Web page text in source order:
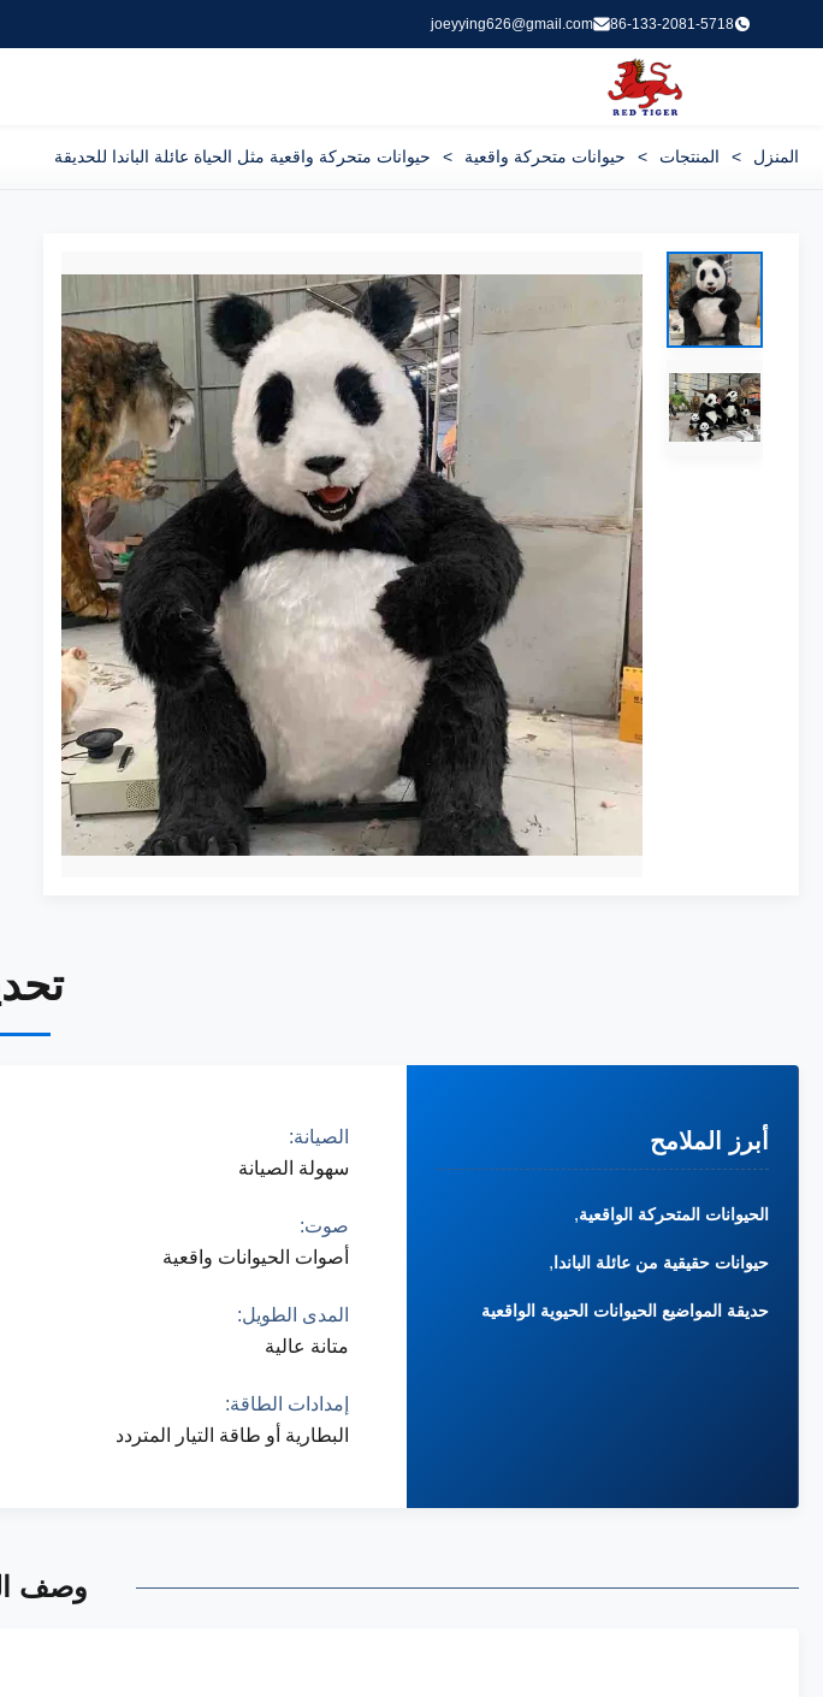
86-133-2081-5718
joeyying626@gmail.com
المنزل > المنتجات > حيوانات متحركة واقعية > حيوانات متحركة واقعية مثل الحياة عائلة الباندا للحديقة
أبرز الملامح
الحيوانات المتحركة الواقعية,
حيوانات حقيقية من عائلة الباندا ,
حديقة المواضيع الحيوانات الحيوية الواقعية
الصيانة:
سهولة الصيانة
صوت:
أصوات الحيوانات واقعية
المدى الطويل:
متانة عالية
إمدادات الطاقة:
البطارية أو طاقة التيار المتردد
وصف